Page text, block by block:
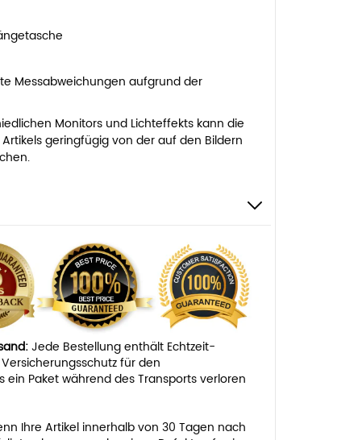
Messabweichungen aufgrund der
Monitors und Lichteffekts kann die
geringfügig von der auf den Bildern
Jede Bestellung enthält Echtzeit-
für den
ein Paket während des Transports verloren
Ihre Artikel innerhalb von 30 Tagen nach